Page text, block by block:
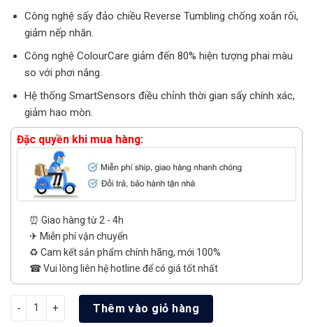
Công nghệ sấy đảo chiều Reverse Tumbling chống xoắn rối,
giảm nếp nhăn.
Công nghệ ColourCare giảm đến 80% hiện tượng phai màu
so với phơi nắng.
Hệ thống SmartSensors điều chỉnh thời gian sấy chính xác,
giảm hao mòn.
Đặc quyền khi mua hàng:
⏰ Giao hàng từ 2 - 4h
✈ Miễn phí vận chuyển
♻️ Cam kết sản phẩm chính hãng, mới 100%
☎ Vui lòng liên hệ hotline để có giá tốt nhất
Máy Sấy Quần Áo Electrolux 8Kg EDV804H3WC số lượng
Thêm vào giỏ hàng